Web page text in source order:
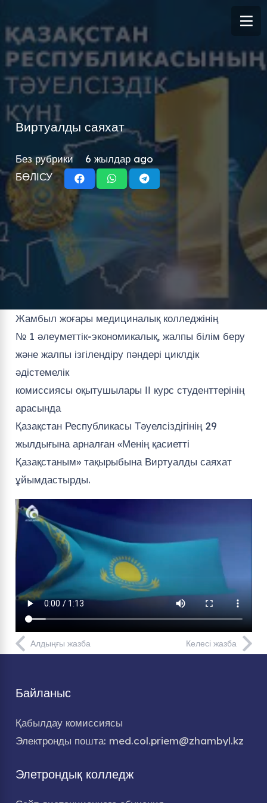
Виртуалды саяхат
Без рубрики
6 жылдар ago
БӨЛІСУ
Жамбыл жоғары медициналық колледжінің
№ 1 әлеуметтік-экономикалық, жалпы білім беру
және жалпы ізгілендіру пәндері циклдік
әдістемелік
комиссиясы оқытушылары ІІ курс студенттерінің
арасында
Қазақстан Республикасы Тәуелсіздігінің 29
жылдығына арналған «Менің қасиетті
Қазақстаным» тақырыбына Виртуалды саяхат
ұйымдастырды.
Алдыңғы жазба Келесі жазба
Байланыс
Қабылдау комиссиясы
Электронды пошта: med.col.priem@zhambyl.kz
Элетрондық колледж